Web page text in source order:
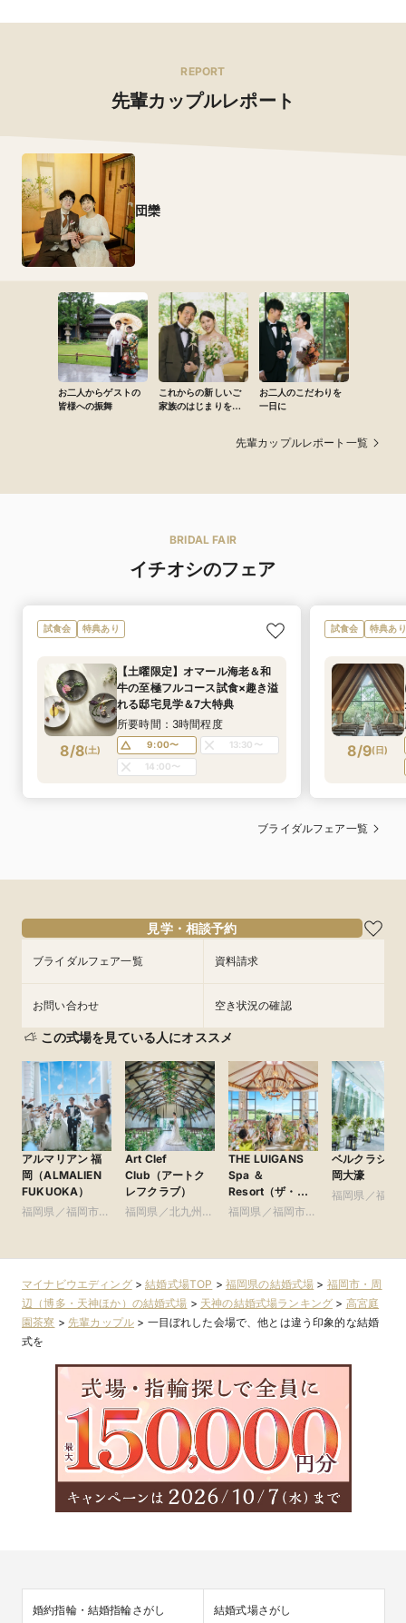
REPORT
先輩カップルレポート
団欒
お二人からゲストの
皆様への振舞
これからの新しいご
家族のはじまりを…
お二人のこだわりを
一日に
先輩カップルレポート一覧
BRIDAL FAIR
イチオシのフェア
試食会 特典あり
8/8(土)
【土曜限定】オマール海老＆和
牛の至極フルコース試食×趣き溢
れる邸宅見学＆7大特典
所要時間：3時間程度
9:00〜
13:30〜
14:00〜
試食会 特典あり
8/9(日)
ブライダルフェア一覧
見学・相談予約
ブライダルフェア一覧 資料請求
お問い合わせ 空き状況の確認
この式場を見ている人にオススメ
アルマリアン 福
岡（ALMALIEN
FUKUOKA）
福岡県／福岡市・
Art Clef
Club（アートク
レフクラブ）
福岡県／北九州
THE LUIGANS
Spa ＆
Resort（ザ・ル
イガンズ.スパ ＆
福岡県／福岡市・
ベルクラシッ
岡大濠
福岡県／福岡
マイナビウエディング>結婚式場TOP > 福岡県の結婚式場 > 福岡市・周
辺（博多・天神ほか）の結婚式場 > 天神の結婚式場ランキング > 高宮庭
園茶寮 > 先輩カップル > 一目ぼれした会場で、他とは違う印象的な結婚
式を
婚約指輪・結婚指輪さがし 結婚式場さがし